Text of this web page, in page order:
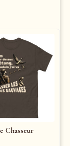
Chasseur